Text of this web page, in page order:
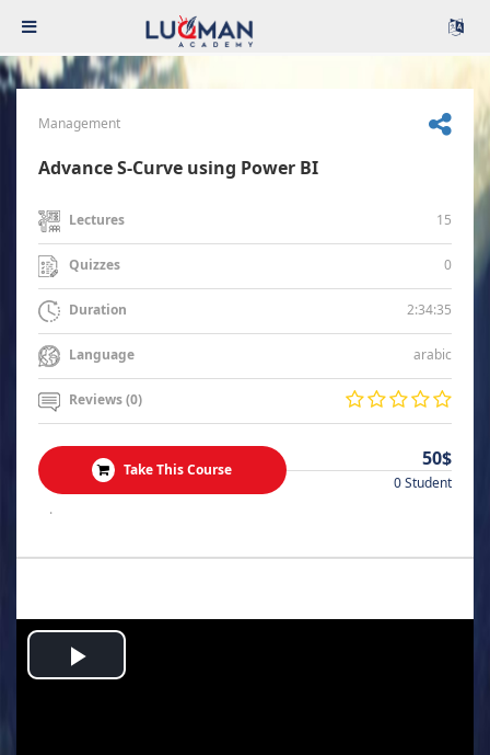
Management
Advance S-Curve using Power BI
Lectures 15
Quizzes 0
Duration 2:34:35
Language arabic
Reviews (0)
Take This Course 50$
0 Student
.
Play